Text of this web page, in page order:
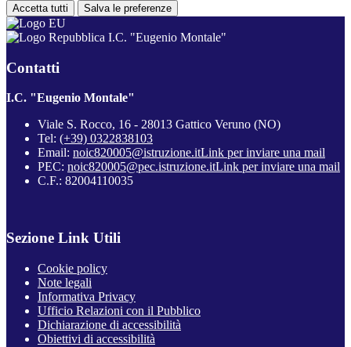
Accetta tutti Salva le preferenze
I.C. "Eugenio Montale"
Contatti
I.C. "Eugenio Montale"
Viale S. Rocco, 16 - 28013 Gattico Veruno (NO)
Tel: (+39) 0322838103
Email: noic820005@istruzione.itLink per inviare una mail
PEC: noic820005@pec.istruzione.itLink per inviare una mail
C.F.: 82004110035
Sezione Link Utili
Cookie policy
Note legali
Informativa Privacy
Ufficio Relazioni con il Pubblico
Dichiarazione di accessibilità
Obiettivi di accessibilità